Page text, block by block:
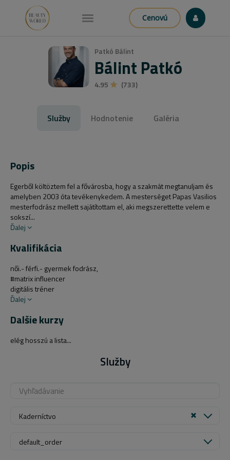
Cenovú
Patkó Bálint
Bálint Patkó
4.95 (733)
Služby Hodnotenie Galéria
Popis
Egerből költöztem fel a fővárosba, hogy a szakmát megtanuljam és
amelyben 2003 óta tevékenykedem. A mesterséget Papas Vasilios
mesterfodrász mellett sajátítottam el, aki megszerettette velem e
sokszí...
Ďalej
Kvalifikácia
női.- férfi.- gyermek fodrász,
#matrix influencer
digitális tréner
Ďalej
Dalšie kurzy
elég hosszú a lista...
Služby
Kaderníctvo
default_order